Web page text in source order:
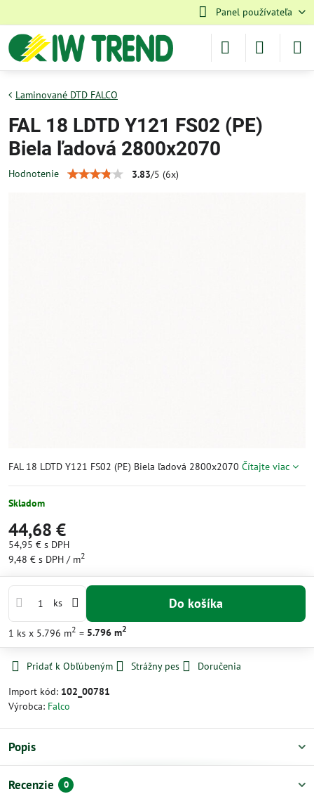
Panel používateľa
Laminované DTD FALCO
FAL 18 LDTD Y121 FS02 (PE)
Biela ľadová 2800x2070
Hodnotenie 3.83/5 (6x)
FAL 18 LDTD Y121 FS02 (PE) Biela ľadová 2800x2070 Čítajte viac
Skladom
44,68 €
54,95 € s DPH
9,48 € s DPH / m2
ks Do košíka
1 ks x 5.796 m2 = 5.796 m2
Pridať k Obľúbeným Strážny pes
Doručenia
Import kód: 102_00781
Výrobca: Falco
Popis
Recenzie 0